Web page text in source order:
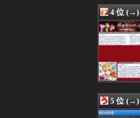
08/08 01:10
08/08 01:06
08/08 01:03
08/08 01:00
08/08 01:00
08/08 00:57
08/08 00:57
08/08 00:50
08/08 00:39
08/08 00:32
08/08 00:30
4 位 (→)
5 位 (→)